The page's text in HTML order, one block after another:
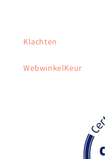
Klachten
WebwinkelKeur